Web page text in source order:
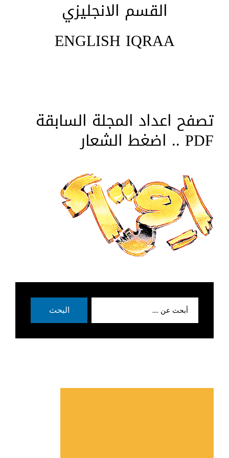
القسم الانجليزي
ENGLISH IQRAA
تصفح اعداد المجلة السابقة
PDF .. اضغط الشعار
البحث